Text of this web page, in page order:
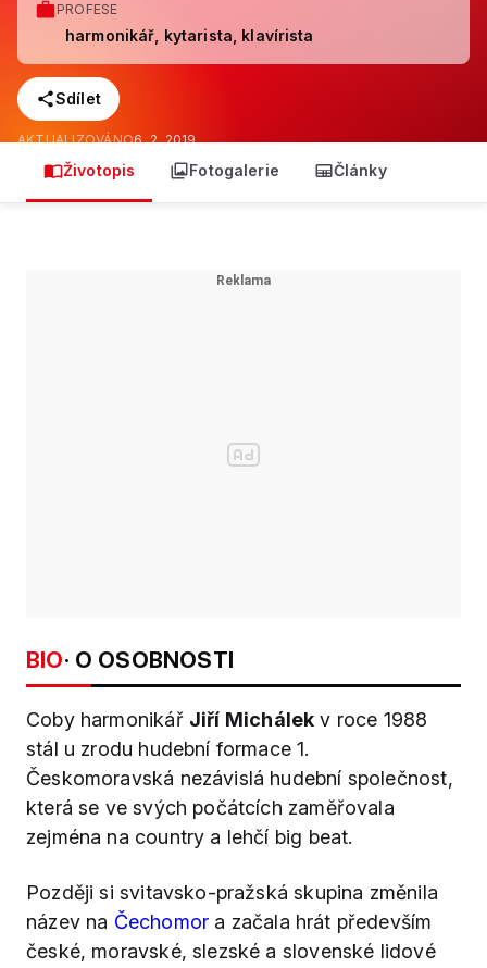
PROFESE
harmonikář, kytarista, klavírista
Sdílet
AKTUALIZOVÁNO6. 2. 2019
Životopis Fotogalerie Články
BIO· O OSOBNOSTI
Coby harmonikář Jiří Michálek v roce 1988
stál u zrodu hudební formace 1.
Českomoravská nezávislá hudební společnost,
která se ve svých počátcích zaměřovala
zejména na country a lehčí big beat.
Později si svitavsko-pražská skupina změnila
název na Čechomor a začala hrát především
české, moravské, slezské a slovenské lidové